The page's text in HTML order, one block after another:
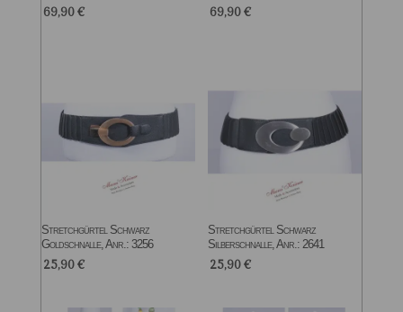
69,90€ 69,90€
Stretchgürtel Schwarz
Goldschnalle, Anr.: 3256
25,90€
Stretchgürtel Schwarz
Silberschnalle, Anr.: 2641
25,90€